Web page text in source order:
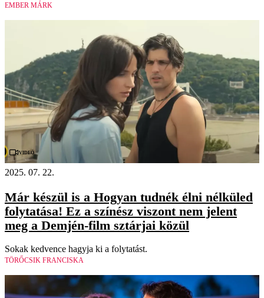
EMBER MÁRK
Videó
2025. 07. 22.
Már készül is a Hogyan tudnék élni nélküled
folytatása! Ez a színész viszont nem jelent
meg a Demjén-film sztárjai közül
Sokak kedvence hagyja ki a folytatást.
TÖRŐCSIK FRANCISKA